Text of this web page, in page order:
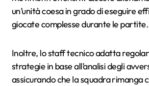
un’unità coesa in grado di eseguire
giocate complesse durante le partite.
Inoltre, lo staff tecnico adatta
strategie in base all’analisi degli
assicurando che la squadra rimanga